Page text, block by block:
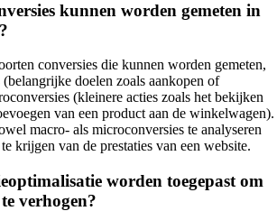
kunnen worden gemeten in
conversies die kunnen worden gemeten,
doelen zoals aankopen of
(kleinere acties zoals het bekijken
van een product aan de winkelwagen).
macro- als microconversies te analyseren
krijgen van de prestaties van een website.
worden toegepast om
verhogen?